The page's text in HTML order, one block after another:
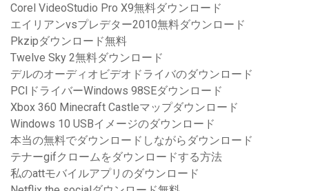
Corel VideoStudio Pro X9無料ダウンロード
エイリアンvsプレデター2010無料ダウンロード
Pkzipダウンロード無料
Twelve Sky 2無料ダウンロード
デルのオーディオビデオドライバのダウンロード
PCIドライバーWindows 98SEダウンロード
Xbox 360 Minecraft Castleマップダウンロード
Windows 10 USBイメージのダウンロード
本当の無料でダウンロードしながらダウンロード
テナーgifクロームをダウンロードする方法
私のattモバイルアプリのダウンロード